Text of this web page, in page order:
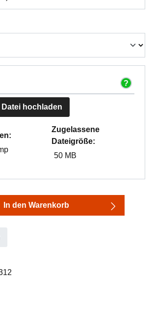
Datei hochladen
Zugelassene
Dateigröße:
50 MB
gewünschten Wert ein
In den Warenkorb